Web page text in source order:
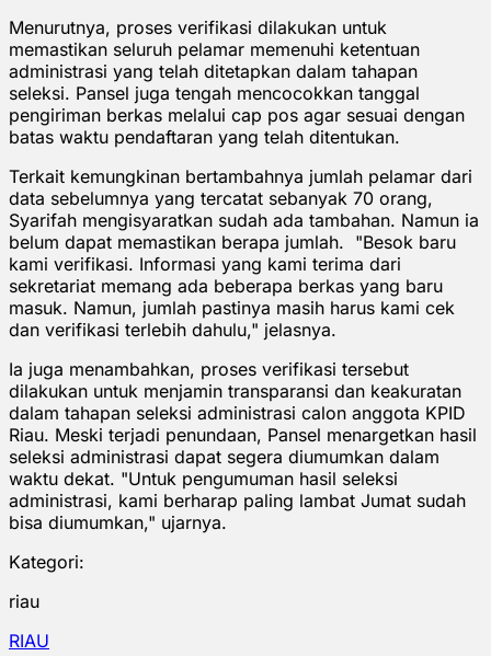
Menurutnya, proses verifikasi dilakukan untuk
memastikan seluruh pelamar memenuhi ketentuan
administrasi yang telah ditetapkan dalam tahapan
seleksi. Pansel juga tengah mencocokkan tanggal
pengiriman berkas melalui cap pos agar sesuai dengan
batas waktu pendaftaran yang telah ditentukan.
Terkait kemungkinan bertambahnya jumlah pelamar dari
data sebelumnya yang tercatat sebanyak 70 orang,
Syarifah mengisyaratkan sudah ada tambahan. Namun ia
belum dapat memastikan berapa jumlah. "Besok baru
kami verifikasi. Informasi yang kami terima dari
sekretariat memang ada beberapa berkas yang baru
masuk. Namun, jumlah pastinya masih harus kami cek
dan verifikasi terlebih dahulu," jelasnya.
Ia juga menambahkan, proses verifikasi tersebut
dilakukan untuk menjamin transparansi dan keakuratan
dalam tahapan seleksi administrasi calon anggota KPID
Riau. Meski terjadi penundaan, Pansel menargetkan hasil
seleksi administrasi dapat segera diumumkan dalam
waktu dekat. "Untuk pengumuman hasil seleksi
administrasi, kami berharap paling lambat Jumat sudah
bisa diumumkan," ujarnya.
Kategori:
riau
RIAU